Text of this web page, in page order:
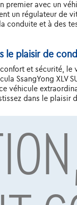
premier avec un
un régulateur de
conduite et à des
le plaisir de
et sécurité, le
SsangYong XLV
véhicule
dans le plaisir
votre demande de
hoedanigheid,